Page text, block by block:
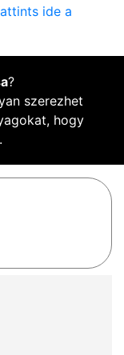
ide a
?
szerezhet
hogy